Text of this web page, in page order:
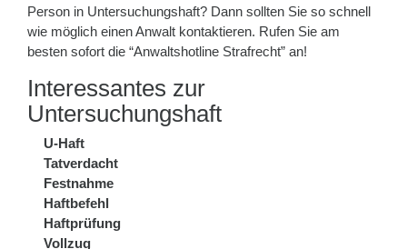
Person in Untersuchungshaft? Dann sollten Sie so schnell
wie möglich einen Anwalt kontaktieren. Rufen Sie am
besten sofort die “Anwaltshotline Strafrecht” an!
Interessantes zur
Untersuchungshaft
U-Haft
Tatverdacht
Festnahme
Haftbefehl
Haftprüfung
Vollzug